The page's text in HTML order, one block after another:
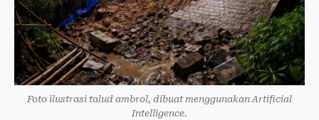
Foto ilustrasi talud ambrol, dibuat menggunakan Artificial
Intelligence.